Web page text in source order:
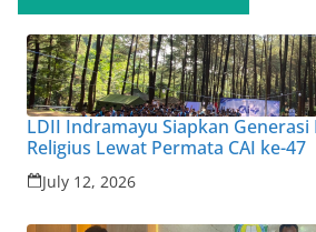
LDII Indramayu Siapkan
Religius Lewat Permata CAI ke-47
July 12, 2026